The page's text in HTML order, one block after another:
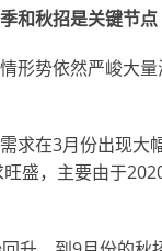
和秋招是关键节点
形势依然严峻大
在3月份出现大
盛，主要由于